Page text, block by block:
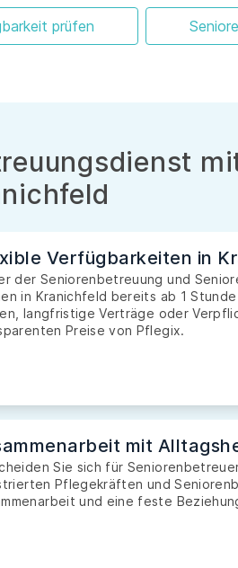
prüfen
Verfügbarkeiten in
der Seniorenbetreuung und
in Kranichfeld bereits ab 1
langfristige Verträge oder
Preise von Pflegix.
mit
Sie sich für
Pflegekräften und
und eine feste